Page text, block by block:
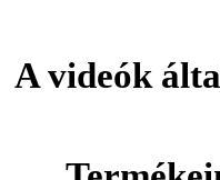
A videók